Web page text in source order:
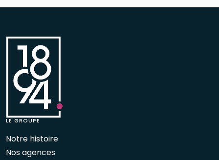
LE GROUPE
Notre histoire
Nos agences